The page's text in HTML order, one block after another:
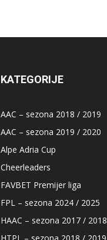
KATEGORIJE
AAC – sezona 2018 / 2019
AAC – sezona 2019 / 2020
Alpe Adria Cup
Cheerleaders
FAVBET Premijer liga
FPL – sezona 2024 / 2025
HAAC – sezona 2017 / 2018
HTPL – sezona 2018 / 2019